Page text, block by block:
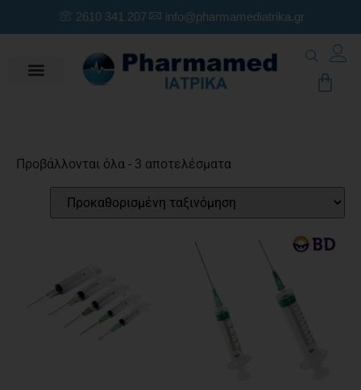
2610 341 207 info@pharmamediatrika.gr
Προβάλλονται όλα - 3 αποτελέσματα